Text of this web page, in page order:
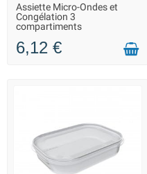
LIVRAISON 2 À 3 JOURS
Assiette Micro-Ondes et
Congélation 3
compartiments
6,12 €